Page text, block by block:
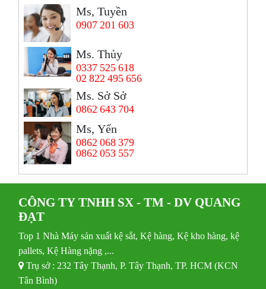
Ms, Tuyền
0907 201 603
Ms. Thủy
0337 525 618
02 822 495 656
Ms. Sở Sở
0862 643 704
Ms, Yến
0862 068 379
0862 053 557
CÔNG TY TNHH SX - TM - DV QUANG
ĐẠT
Top 1 Nhà Máy sản xuất kệ sắt, Kệ hàng, Kệ kho hàng, kệ
pallets, Kệ Hàng nặng ,...
Trụ sở : 232 Tây Thạnh, P. Tây Thạnh, TP. HCM (KCN
Tân Bình)